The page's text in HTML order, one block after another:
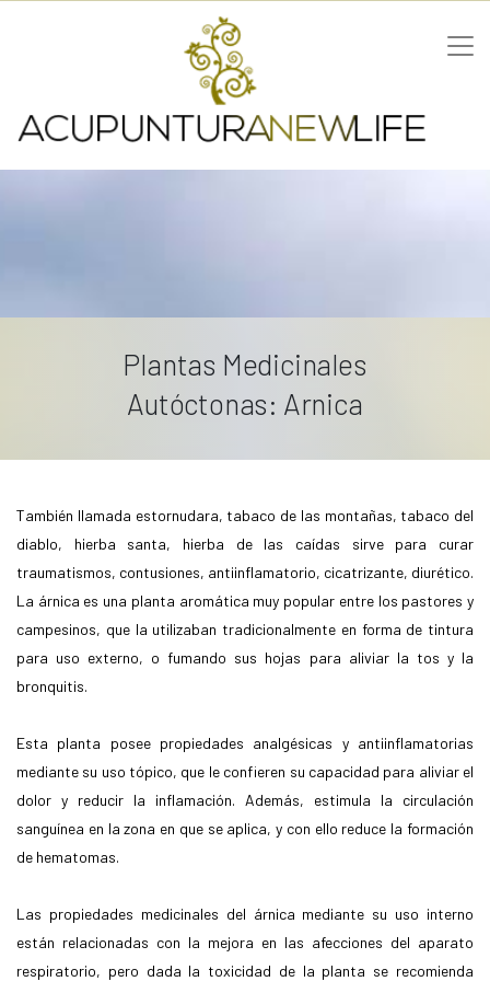
Plantas Medicinales
Autóctonas: Arnica
También llamada estornudara, tabaco de las montañas, tabaco del
diablo, hierba santa, hierba de las caídas sirve para curar
traumatismos, contusiones, antiinflamatorio, cicatrizante, diurético.
La árnica es una planta aromática muy popular entre los pastores y
campesinos, que la utilizaban tradicionalmente en forma de tintura
para uso externo, o fumando sus hojas para aliviar la tos y la
bronquitis.
Esta planta posee propiedades analgésicas y antiinflamatorias
mediante su uso tópico, que le confieren su capacidad para aliviar el
dolor y reducir la inflamación. Además, estimula la circulación
sanguínea en la zona en que se aplica, y con ello reduce la formación
de hematomas.
Las propiedades medicinales del árnica mediante su uso interno
están relacionadas con la mejora en las afecciones del aparato
respiratorio, pero dada la toxicidad de la planta se recomienda